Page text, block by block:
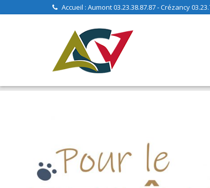
Accueil : Aumont 03.23.38.87.87 - Crézancy